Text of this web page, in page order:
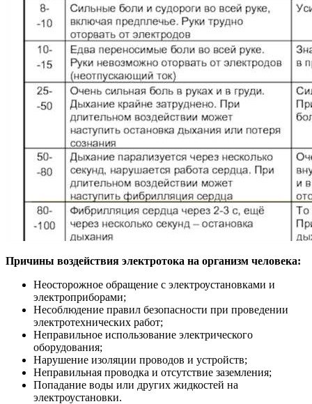
Причины воздействия электротока на организм человека:
Неосторожное обращение с электроустановками и
электроприборами;
Несоблюдение правил безопасности при проведении
электротехнических работ;
Неправильное использование электрического
оборудования;
Нарушение изоляции проводов и устройств;
Неправильная проводка и отсутствие заземления;
Попадание воды или других жидкостей на
электроустановки.